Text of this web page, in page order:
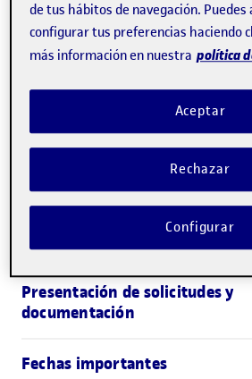
Cursos de formación en
incluidos en el programa de
Modalidad de estudio
Idioma de docencia
Duración de la beca
Presentación de solicitudes y
documentación
Fechas importantes
de tus hábitos de navegación. Puedes
configurar tus preferencias haciendo
más información en nuestra política
Rechazar
Aceptar
Configurar